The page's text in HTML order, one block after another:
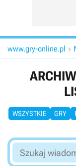
www.gry-online.pl 
WSZYSTKIE GRY
Szukaj
wiadomości...